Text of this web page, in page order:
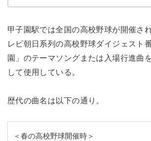
甲子園駅では全国の高校野球が開催さ
レビ朝日系列の高校野球ダイジェスト
園」のテーマソングまたは入場行進曲
して使用している。
歴代の曲名は以下の通り。
＜春の高校野球開催時＞